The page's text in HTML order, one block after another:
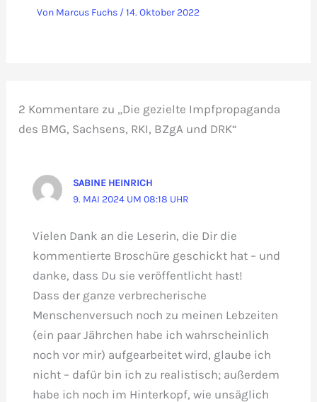
Von Marcus Fuchs /14. Oktober 2022
2 Kommentare zu „Die gezielte Impfpropaganda
des BMG, Sachsens, RKI, BZgA und DRK“
SABINE HEINRICH
9. MAI 2024 UM 08:18 UHR
Vielen Dank an die Leserin, die Dir die
kommentierte Broschüre geschickt hat – und
danke, dass Du sie veröffentlicht hast!
Dass der ganze verbrecherische
Menschenversuch noch zu meinen Lebzeiten
(ein paar Jährchen habe ich wahrscheinlich
noch vor mir) aufgearbeitet wird, glaube ich
nicht – dafür bin ich zu realistisch; außerdem
habe ich noch im Hinterkopf, wie unsäglich